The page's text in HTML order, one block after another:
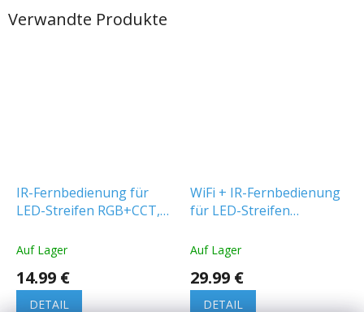
Verwandte Produkte
IR-Fernbedienung für
LED-Streifen RGB+CCT,
28 Tasten
Auf Lager
14.99 €
DETAIL
WiFi + IR-Fernbedienung
für LED-Streifen
120W/240W, 28 Tasten
Auf Lager
29.99 €
DETAIL